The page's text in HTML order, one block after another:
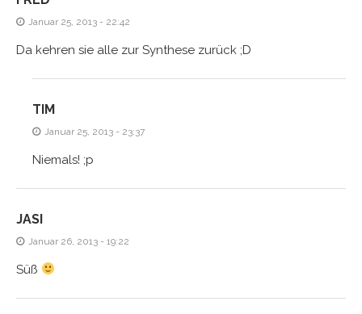
Januar 25, 2013 - 22:42
Da kehren sie alle zur Synthese zurück ;D
TIM
Januar 25, 2013 - 23:37
Niemals! ;p
JASI
Januar 26, 2013 - 19:22
Süß